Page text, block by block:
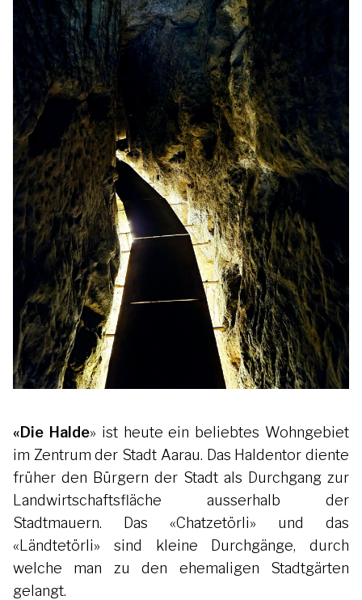
«Die Halde» ist heute ein beliebtes Wohngebiet
im Zentrum der Stadt Aarau. Das Haldentor diente
früher den Bürgern der Stadt als Durchgang zur
Landwirtschaftsfläche ausserhalb der
Stadtmauern. Das «Chatzetörli» und das
«Ländtetörli» sind kleine Durchgänge, durch
welche man zu den ehemaligen Stadtgärten
gelangt.